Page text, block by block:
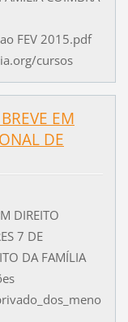
FEV 2015.pdf
cursos
EM
DE
DIREITO
7 DE
DA FAMÍLIA